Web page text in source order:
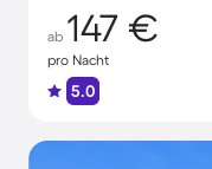
ab 147 €
pro Nacht
5.0